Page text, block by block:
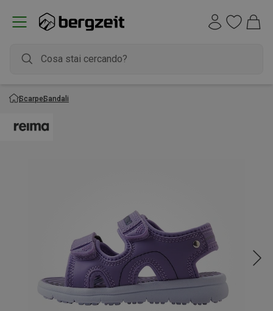
ScarpeSandali